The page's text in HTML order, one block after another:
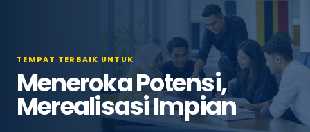
TEMPAT TERBAIK UNTUK
Meneroka Potensi,
Merealisasi Impian